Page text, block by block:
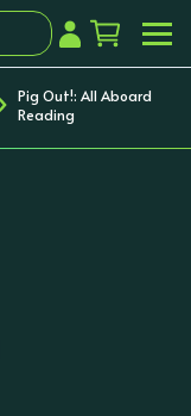
Pig Out!: All Aboard
Reading